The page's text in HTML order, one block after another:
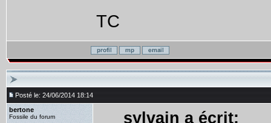
TC
Posté le: 24/06/2014 18:14
bertone
Fossile du forum
sylvain a écrit: